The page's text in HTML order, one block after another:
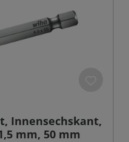
Innensechskant,
mm, 50 mm